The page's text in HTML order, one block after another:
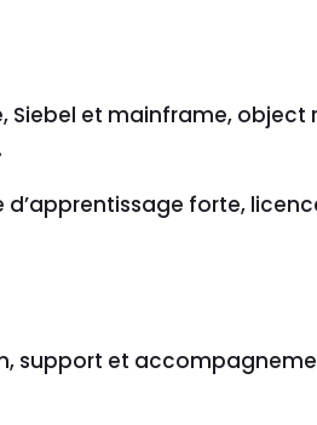
Siebel et mainframe,
forte,
support et